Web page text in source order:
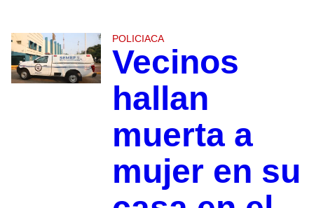
POLICIACA
Vecinos
hallan
muerta a
mujer en su